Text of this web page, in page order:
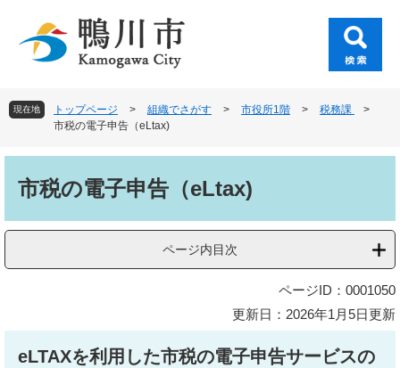
頭
で
。
飛
ば
て
現在地 トップページ > 組織でさがす > 市役所1階 > 税務課
>
市税の電子申告（eLtax)
市税の電子申告（eLtax)
ページ内目次
ページID：0001050
更新日：2026年1月5日更新
eLTAXを利用した市税の電子申告サービスの